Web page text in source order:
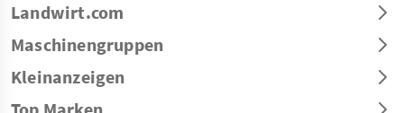
Landwirt.com
Maschinengruppen
Kleinanzeigen